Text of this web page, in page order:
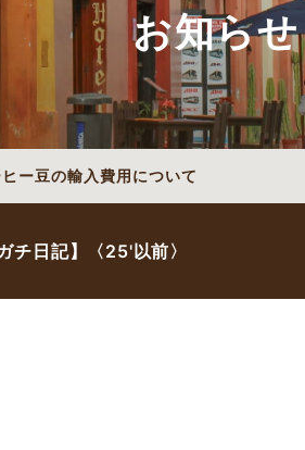
お知らせ
ヒー豆の輸入費用について
チ日記】〈25'以前〉